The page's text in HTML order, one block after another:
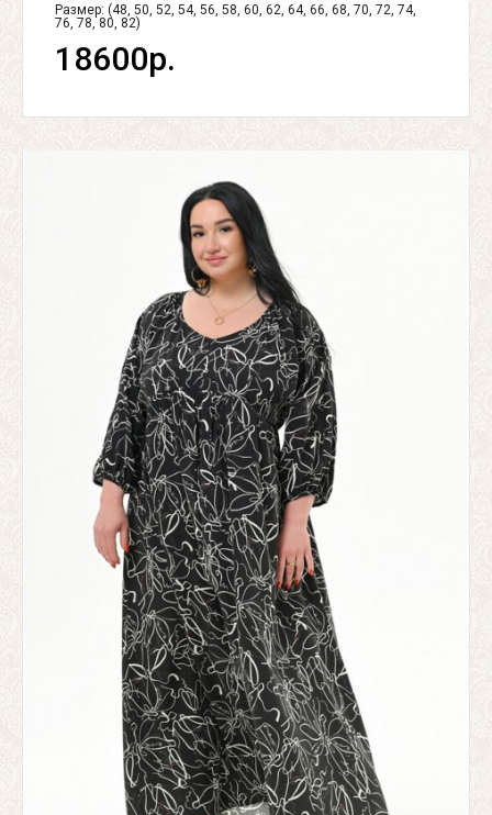
Размер: (48, 50, 52, 54, 56, 58, 60, 62, 64, 66, 68, 70, 72, 74,
76, 78, 80, 82)
18600р.